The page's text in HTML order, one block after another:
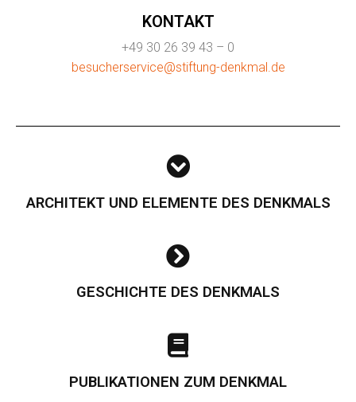
KONTAKT
+49 30 26 39 43 – 0
besucherservice@stiftung-denkmal.de
ARCHITEKT UND ELEMENTE DES DENKMALS
GESCHICHTE DES DENKMALS
PUBLIKATIONEN ZUM DENKMAL